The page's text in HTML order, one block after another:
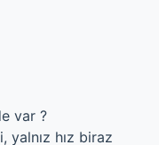
var ?
yalnız hız biraz